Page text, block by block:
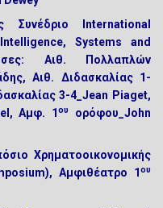
Συνέδριο International
Systems and
Αιθ. Πολλαπλών
Αιθ. Διδασκαλίας 1-
3-4_Jean Piaget,
Αμφ. 1ου
ορόφου_John
Χρηματοοικονομικής
Αμφιθέατρο 1ου